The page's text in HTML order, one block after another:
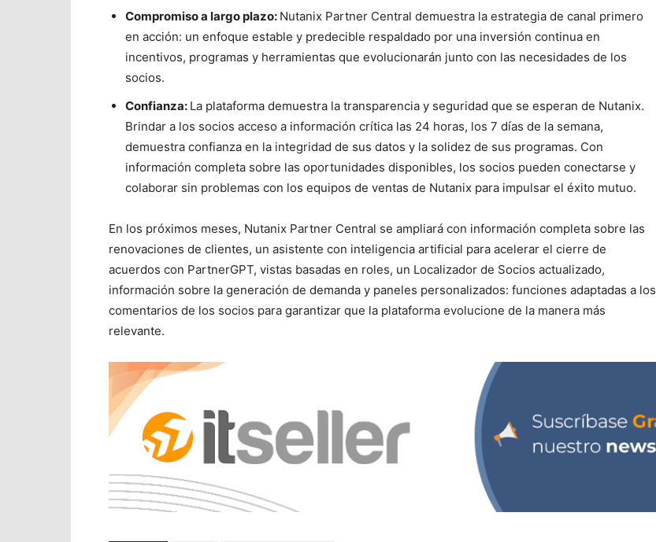
Compromiso a largo plazo: Nutanix Partner Central demuestra la estrategia de canal primero
en acción: un enfoque estable y predecible respaldado por una inversión continua en
incentivos, programas y herramientas que evolucionarán junto con las necesidades de los
socios.
Confianza: La plataforma demuestra la transparencia y seguridad que se esperan de Nutanix.
Brindar a los socios acceso a información crítica las 24 horas, los 7 días de la semana,
demuestra confianza en la integridad de sus datos y la solidez de sus programas. Con
información completa sobre las oportunidades disponibles, los socios pueden conectarse y
colaborar sin problemas con los equipos de ventas de Nutanix para impulsar el éxito mutuo.
En los próximos meses, Nutanix Partner Central se ampliará con información completa sobre las
renovaciones de clientes, un asistente con inteligencia artificial para acelerar el cierre de
acuerdos con PartnerGPT, vistas basadas en roles, un Localizador de Socios actualizado,
información sobre la generación de demanda y paneles personalizados: funciones adaptadas a los
comentarios de los socios para garantizar que la plataforma evolucione de la manera más
relevante.